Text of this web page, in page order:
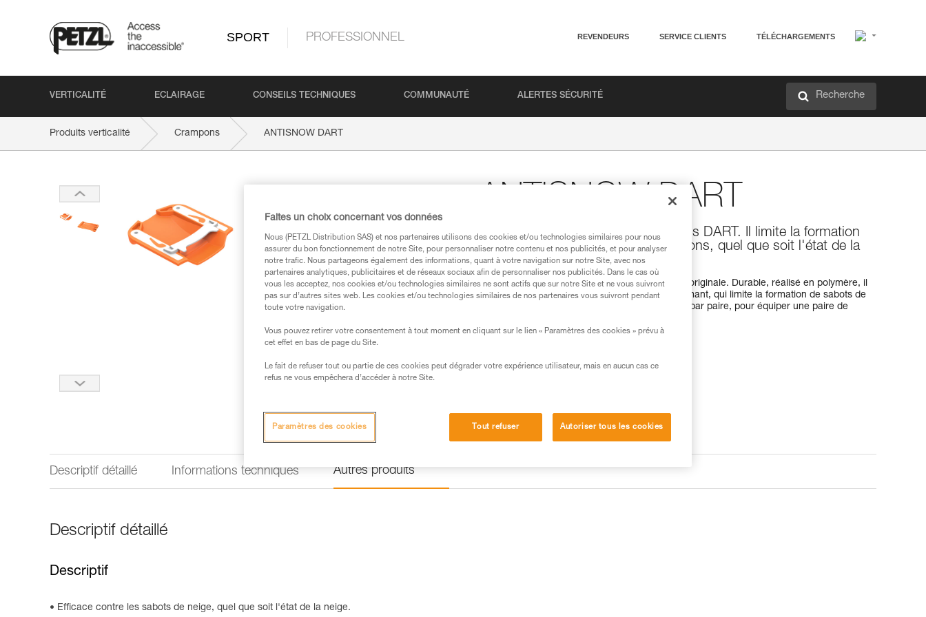
SPORT PROFESSIONNEL REVENDEURS SERVICE CLIENTS TÉLÉCHARGEMENTS
VERTICALITÉ ECLAIRAGE CONSEILS TECHNIQUES COMMUNAUTÉ ALERTES SÉCURITÉ Recherche
Produits verticalité Crampons ANTISNOW DART
ANTISNOW DART
Système adaptable sur les crampons DART. Il limite la formation
de sabots de neige sous les crampons, quel que soit l'état de la
neige
ANTISNOW DART bénéficie d’une construction originale. Durable, réalisé en polymère, il
s’agit d’un système d’antibottage flexible performant, qui limite la formation de sabots de
neige, quel que soit l'état de la neige. Il est livré par paire, pour équiper une paire de
Descriptif détaillé Informations techniques Autres produits
Descriptif détaillé
Descriptif
Efficace contre les sabots de neige, quel que soit l'état de la neige.
Faites un choix concernant vos données
Nous (PETZL Distribution SAS) et nos partenaires utilisons des cookies et/ou technologies similaires pour nous
assurer du bon fonctionnement de notre Site, pour personnaliser notre contenu et nos publicités, et pour analyser
notre trafic. Nous partageons également des informations, quant à votre navigation sur notre Site, avec nos
partenaires analytiques, publicitaires et de réseaux sociaux afin de personnaliser nos publicités. Dans le cas où
vous les acceptez, nos cookies et/ou technologies similaires ne sont actifs que sur notre Site et ne vous suivront
pas sur d’autres sites web. Les cookies et/ou technologies similaires de nos partenaires vous suivront pendant
toute votre navigation.
Vous pouvez retirer votre consentement à tout moment en cliquant sur le lien « Paramètres des cookies » prévu à
cet effet en bas de page du Site.
Le fait de refuser tout ou partie de ces cookies peut dégrader votre expérience utilisateur, mais en aucun cas ce
refus ne vous empêchera d’accéder à notre Site.
Tout refuser Autoriser tous les cookies
Paramètres des cookies